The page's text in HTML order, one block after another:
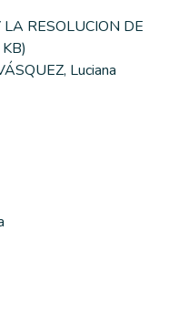
LA RESOLUCION DE
Luciana